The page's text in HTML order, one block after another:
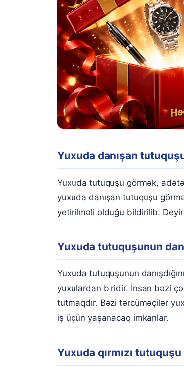
Yuxuda danışan
Yuxuda tutuquşu görmək,
yuxuda danışan tutuquşu
yetirilməli olduğu bildirilib.
Yuxuda tutuquşunun
Yuxuda tutuquşunun
yuxulardan biridir. İnsan bəzi
tutmaqdır. Bəzi tərcüməçilər
iş üçün yaşanacaq imkanlar.
Yuxuda qırmızı